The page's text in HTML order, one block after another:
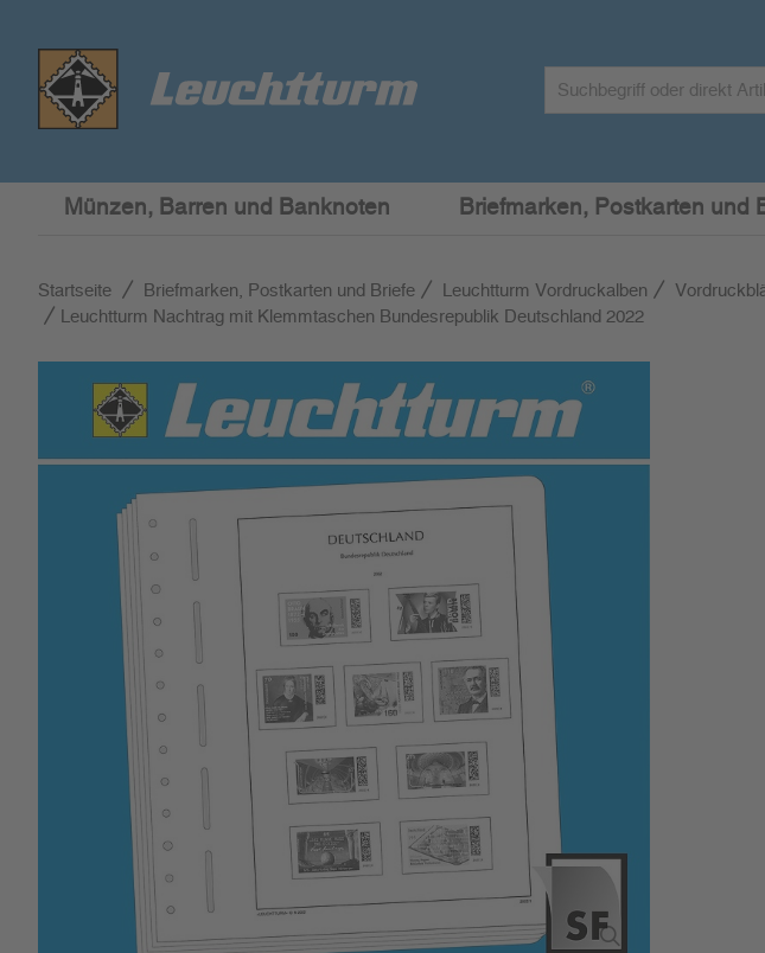
Münzen, Barren und Banknoten Briefmarken, Postkarten und
Startseite Briefmarken, Postkarten und Briefe Leuchtturm Vordruckalben
Leuchtturm Nachtrag mit Klemmtaschen Bundesrepublik Deutschland 2022